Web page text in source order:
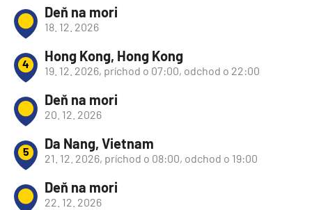
Deň na mori
18. 12. 2026
4 Hong Kong, Hong Kong
19. 12. 2026, príchod o 07:00, odchod o 22:00
Deň na mori
20. 12. 2026
5 Da Nang, Vietnam
21. 12. 2026, príchod o 08:00, odchod o 19:00
Deň na mori
22. 12. 2026